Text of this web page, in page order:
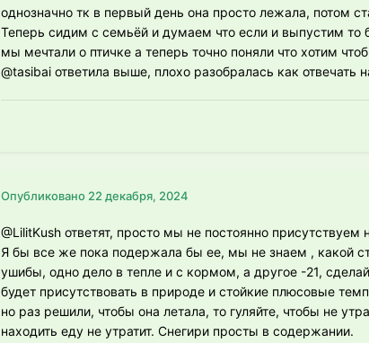
однозначно тк в первый день она просто лежала, потом
Теперь сидим с семьёй и думаем что если и выпустим то
мы мечтали о птичке а теперь точно поняли что хотим
@tasibai ответила выше, плохо разобралась как отвечать
Опубликовано 22 декабря, 2024
@LilitKush ответят, просто мы не постоянно присутствуем
Я бы все же пока подержала бы ее, мы не знаем , какой
ушибы, одно дело в тепле и с кормом, а другое -21,
будет присутствовать в природе и стойкие плюсовые
но раз решили, чтобы она летала, то гуляйте, чтобы не
находить еду не утратит. Снегири просты в содержании.